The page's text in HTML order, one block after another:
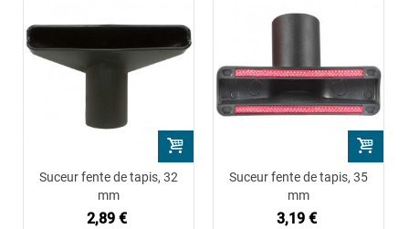
Suceur fente de tapis, 32
mm
2,89 €
Suceur fente de tapis, 35
mm
3,19 €